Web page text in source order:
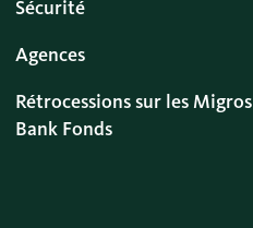
Sécurité
Agences
Rétrocessions sur les Migros
Bank Fonds